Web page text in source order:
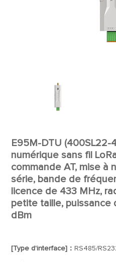
E95M-DTU
numérique sans fil
commande AT, mise à
série, bande de
licence de 433 MHz,
petite taille, puissance
dBm
[Type d'interface]： RS485/